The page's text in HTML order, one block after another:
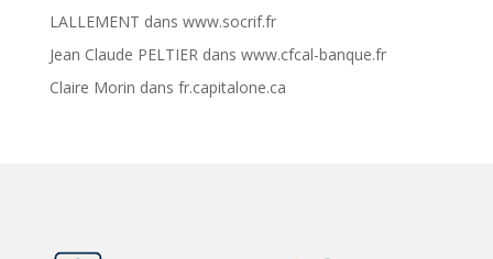
LALLEMENT dans www.socrif.fr
Jean Claude PELTIERdans www.cfcal-banque.fr
Claire Morin dans fr.capitalone.ca